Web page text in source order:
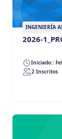
INGENIERÍA
2026-
Iniciado::
2 Inscritos